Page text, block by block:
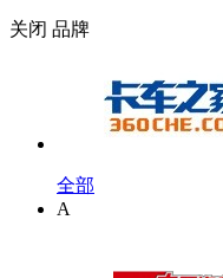
关闭 品牌
全部
A